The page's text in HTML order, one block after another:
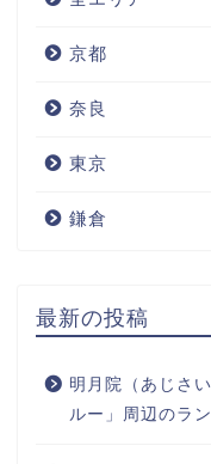
京都
奈良
東京
鎌倉
最新の投稿
明月院（あじさ
ルー」周辺のラ